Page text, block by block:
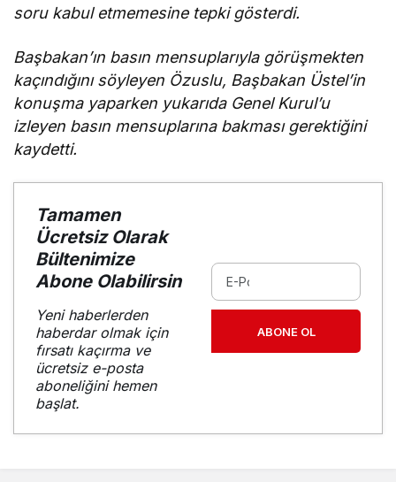
soru kabul etmemesine tepki gösterdi.
Başbakan’ın basın mensuplarıyla görüşmekten
kaçındığını söyleyen Özuslu, Başbakan Üstel’in
konuşma yaparken yukarıda Genel Kurul’u
izleyen basın mensuplarına bakması gerektiğini
kaydetti.
Tamamen
Ücretsiz Olarak
Bültenimize
Abone Olabilirsin
Yeni haberlerden
haberdar olmak için
fırsatı kaçırma ve
ücretsiz e-posta
aboneliğini hemen
başlat.
ABONE OL